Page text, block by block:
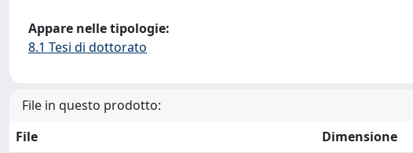
Appare nelle tipologie:
8.1 Tesi di dottorato
File in questo prodotto:
File
Dimensione